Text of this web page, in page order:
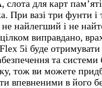
слота для карт
При вазі три фунти і
найлегший і не
виправдано,
5i буде
та системи
тож ви можете
впевненими в його